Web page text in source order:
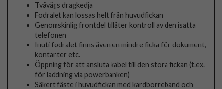
Tvåvägs dragkedja
Fodralet kan lossas helt från huvudfickan
Genomskinlig frontdel tillåter kontroll av den isatta
telefonen
Inuti fodralet finns även en mindre ficka för dokument,
kontanter etc.
Öppning för att ansluta kabel till den stora fickan (t.ex.
för laddning via powerbanken)
Säkert fäste i huvudfickan med kardborreband och